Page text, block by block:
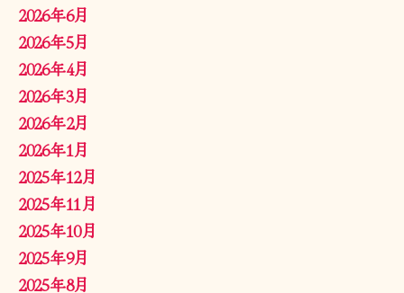
2026年6月
2026年5月
2026年4月
2026年3月
2026年2月
2026年1月
2025年12月
2025年11月
2025年10月
2025年9月
2025年8月